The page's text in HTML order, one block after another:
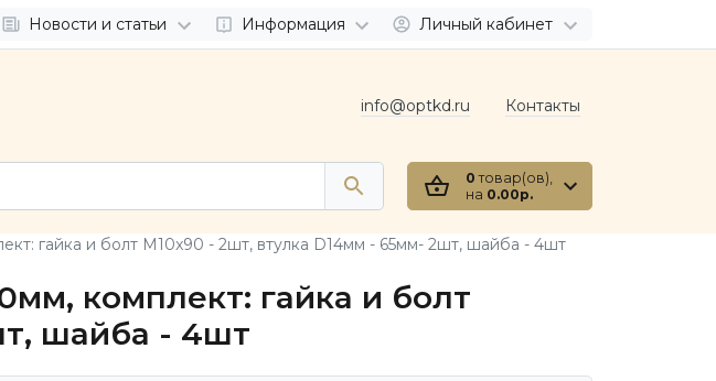
Новости и статьи Информация Личный кабинет
info@optkd.ru Контакты
0 товар(ов),
на 0.00р.
гайка и болт М10x90 - 2шт, втулка D14мм - 65мм- 2шт, шайба - 4шт
комплект: гайка и болт
шайба - 4шт